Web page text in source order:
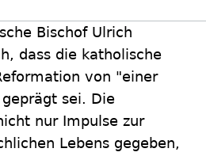
Bischof Ulrich
dass die katholische
von "einer
sei. Die
nur Impulse zur
Lebens gegeben,